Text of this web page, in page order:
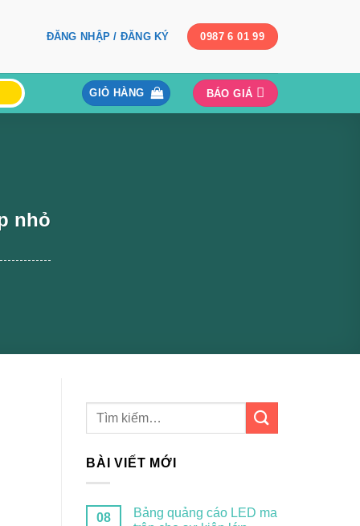
ĐĂNG NHẬP / ĐĂNG KÝ 0987 6 01 99
GIỎ HÀNG BÁO GIÁ
nhỏ
BÀI VIẾT MỚI
08
Bảng quảng cáo LED ma